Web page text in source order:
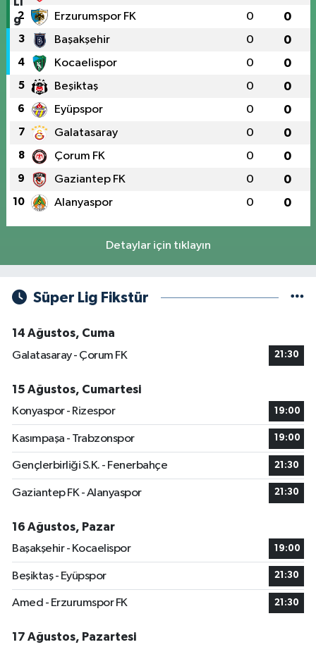
2 Erzurumspor FK 0 0
3 Başakşehir 0 0
4 Kocaelispor 0 0
5 Beşiktaş 0 0
6 Eyüpspor 0 0
7 Galatasaray 0 0
8 Çorum FK 0 0
9 Gaziantep FK 0 0
10 Alanyaspor 0 0
Detaylar için tıklayın
Süper Lig Fikstür
14 Ağustos, Cuma
Galatasaray - Çorum FK
21:30
15 Ağustos, Cumartesi
Konyaspor - Rizespor
19:00
Kasımpaşa - Trabzonspor 19:00
Gençlerbirliği S.K. - Fenerbahçe 21:30
Gaziantep FK - Alanyaspor 21:30
16 Ağustos, Pazar
Başakşehir - Kocaelispor
19:00
Beşiktaş - Eyüpspor 21:30
Amed - Erzurumspor FK 21:30
17 Ağustos, Pazartesi